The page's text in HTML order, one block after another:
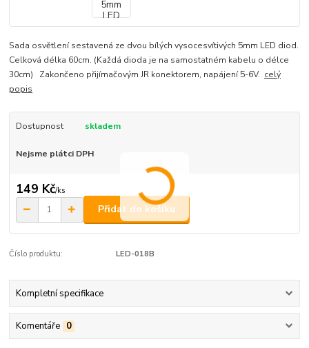
Sada osvětlení sestavená ze dvou bílých vysocesvítivých 5mm LED diod.
Celková délka 60cm. (Každá dioda je na samostatném kabelu o délce
30cm) Zakončeno přijímačovým JR konektorem, napájení 5-6V. celý
popis
Dostupnost skladem
Nejsme plátci DPH
149 Kč/ks
Přidat do košíku
Číslo produktu: LED-018B
Kompletní specifikace
Komentáře 0